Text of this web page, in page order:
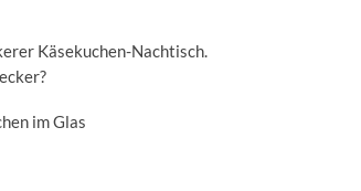
Käsekuchen-Nachtisch.